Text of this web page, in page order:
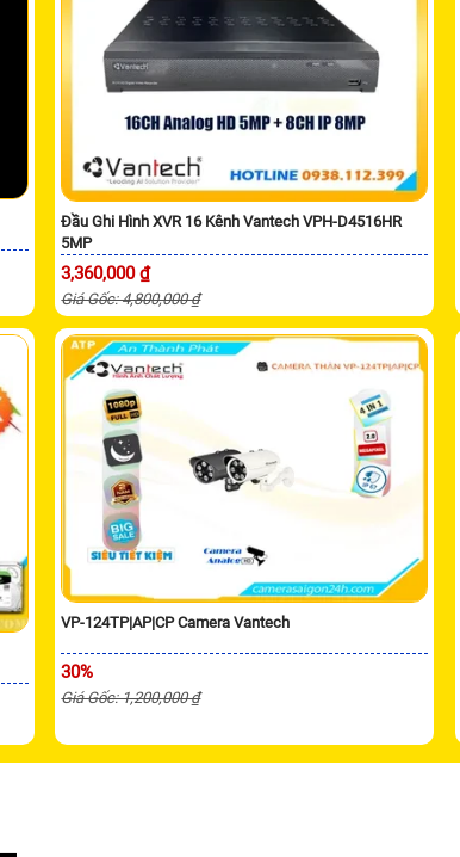
Đầu Ghi Hình XVR 16 Kênh Vantech VPH-D4516HR
5MP
3,360,000 ₫
Giá Gốc: 4,800,000 ₫
VP-124TP|AP|CP Camera Vantech
30%
Giá Gốc: 1,200,000 ₫